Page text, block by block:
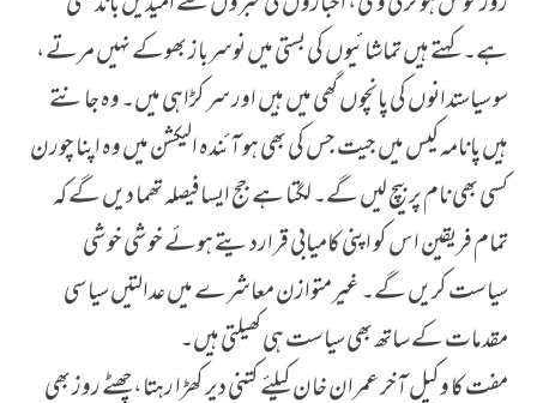
ہے۔ کہتے ہیں تماشائیوں کی بستی میں نوسرباز بھوکے نہیں مرتے،
سو سیاستدانوں کی پانچوں گھی میں ہیں اور سر کڑاہی میں۔ وہ جانتے
ہیں پانامہ کیس میں جیت جس کی بھی ہو آئندہ الیکشن میں وہ اپنا چورن
کسی بھی نام پر بیچ لیں گے۔ لگتا ہے جج ایسا فیصلہ تھما دیں گے کہ
تمام فریقین اس کو اپنی کامیابی قراردیتے ہوئے خوشی خوشی
سیاست کریں گے۔ غیرمتوازن معاشرے میں عدالتیں سیاسی
مقدمات کے ساتھ بھی سیاست ہی کھیلتی ہیں۔
مفت کا وکیل آخر عمران خان کیلئے کتنی دیر کھڑا رہتا، چھٹے روز بھی